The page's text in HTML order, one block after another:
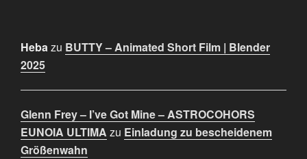
Hebazu BUTTY – Animated Short Film | Blender
2025
Glenn Frey – I’ve Got Mine – ASTROCOHORS
EUNOIA ULTIMA zu Einladung zu bescheidenem
Größenwahn